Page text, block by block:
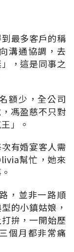
最多客戶的稱
溝通協調，去
，這是同事之
額少，全公司
馮盈慈不只對
」。
有婚宴客人需
幫忙，她來
，並非一路順
的小鎮姑娘，
拚，一開始歷
個月都非常痛